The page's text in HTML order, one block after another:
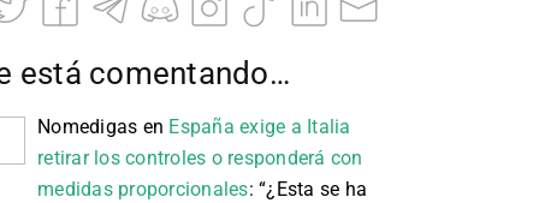
está comentando…
Nomedigas en España exige a Italia
retirar los controles o responderá con
medidas proporcionales: “¿Esta se ha